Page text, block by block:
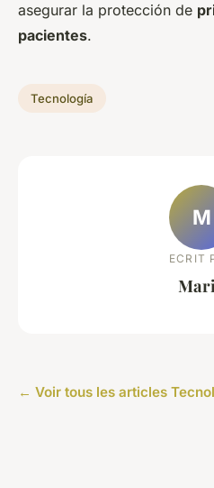
asegurar la protección de
pacientes.
Tecnología
M
ECRIT
← Voir tous les articles